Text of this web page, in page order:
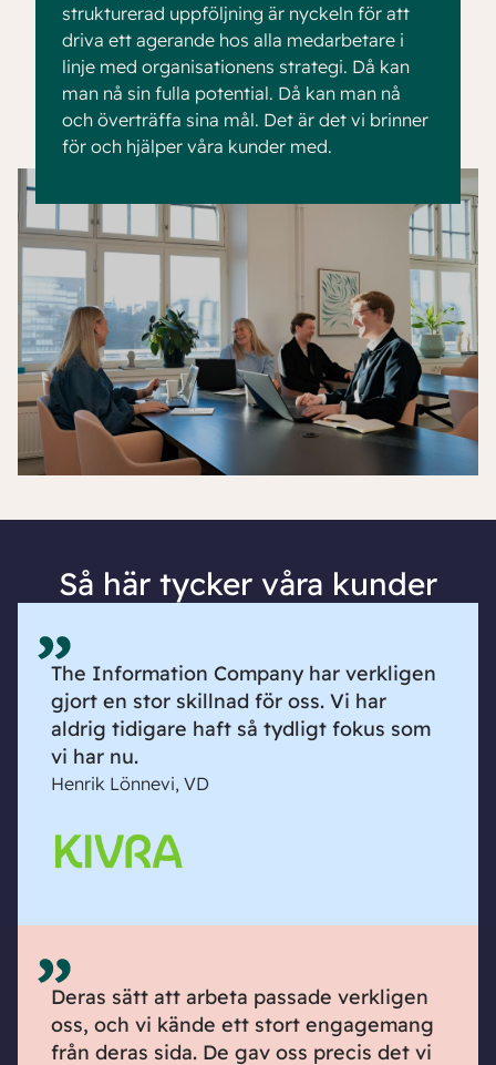
strukturerad uppföljning är nyckeln för att
driva ett agerande hos alla medarbetare i
linje med organisationens strategi. Då kan
man nå sin fulla potential. Då kan man nå
och överträffa sina mål. Det är det vi brinner
för och hjälper våra kunder med.
Så här tycker våra kunder
The Information Company har verkligen
gjort en stor skillnad för oss. Vi har
aldrig tidigare haft så tydligt fokus som
vi har nu.
Henrik Lönnevi, VD
Deras sätt att arbeta passade verkligen
oss, och vi kände ett stort engagemang
från deras sida. De gav oss precis det vi